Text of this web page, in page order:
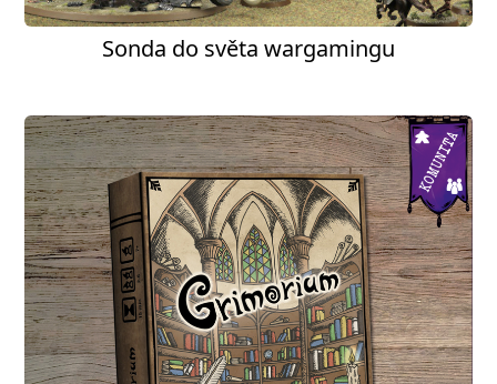
Sonda do světa wargamingu